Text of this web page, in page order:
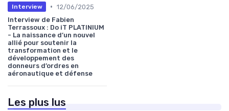
Interview • 12/06/2025
Interview de Fabien
Terrassoux : Do iT PLATINIUM
- La naissance d’un nouvel
allié pour soutenir la
transformation et le
développement des
donneurs d’ordres en
aéronautique et défense
Les plus lus